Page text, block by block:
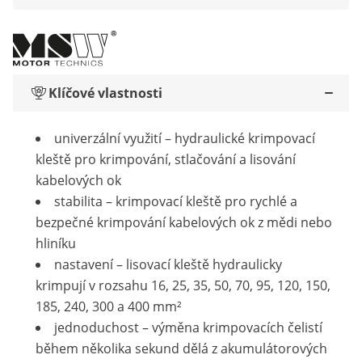
Klíčové vlastnosti
univerzální využití – hydraulické krimpovací
kleště pro krimpování, stlačování a lisování
kabelových ok
stabilita – krimpovací kleště pro rychlé a
bezpečné krimpování kabelových ok z mědi nebo
hliníku
nastavení – lisovací kleště hydraulicky
krimpují v rozsahu 16, 25, 35, 50, 70, 95, 120, 150,
185, 240, 300 a 400 mm²
jednoduchost – výměna krimpovacích čelistí
během několika sekund dělá z akumulátorových